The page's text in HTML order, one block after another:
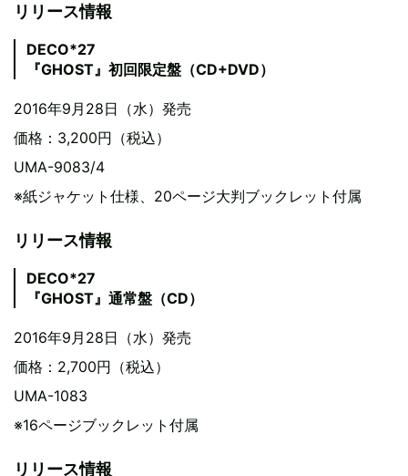
リリース情報
DECO*27
『GHOST』初回限定盤（CD+DVD）
2016年9月28日（水）発売
価格：3,200円（税込）
UMA-9083/4
※紙ジャケット仕様、20ページ大判ブックレット付属
リリース情報
DECO*27
『GHOST』通常盤（CD）
2016年9月28日（水）発売
価格：2,700円（税込）
UMA-1083
※16ページブックレット付属
リリース情報